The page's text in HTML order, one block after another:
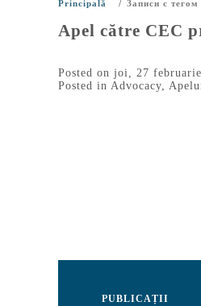
Principală / Записи с
Apel către CEC
Posted on joi, 27
Posted in Advocacy,
PUBLICAȚII